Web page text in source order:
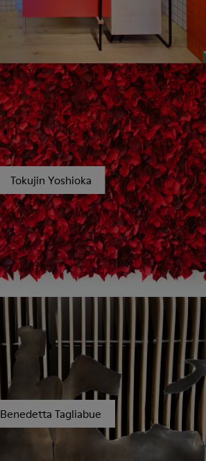
Tokujin Yoshioka
Benedetta Tagliabue